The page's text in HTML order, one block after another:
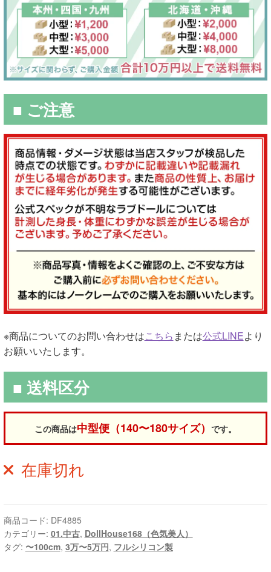
■ ご注意
※商品についてのお問い合わせはこちら または公式LINEより
お願いいたします。
■ 送料区分
この商品は中型便（140〜180サイズ） です。
在庫切れ
商品コード: DF4885
カテゴリー: 01.中古, DollHouse168（色気美人）
タグ: 〜100cm, 3万〜5万円, フルシリコン製